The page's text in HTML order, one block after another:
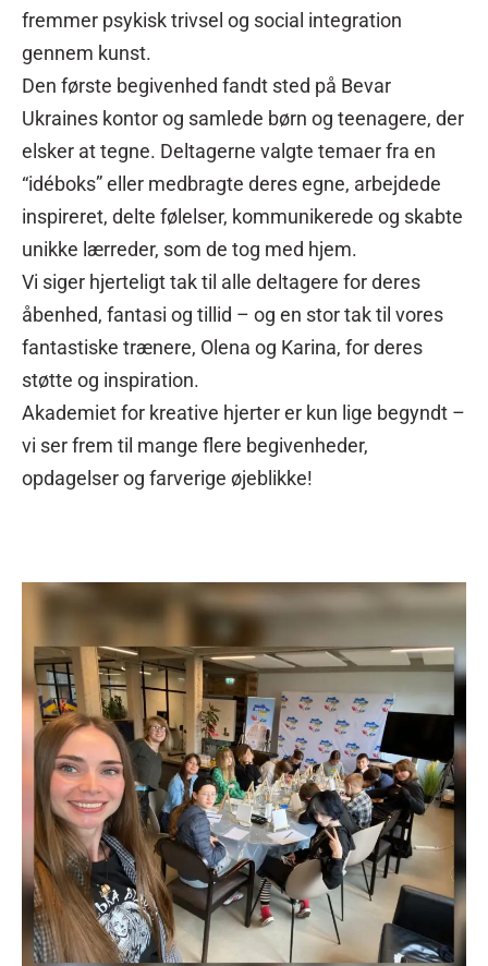
fremmer psykisk trivsel og social integration
gennem kunst.
Den første begivenhed fandt sted på Bevar
Ukraines kontor og samlede børn og teenagere, der
elsker at tegne. Deltagerne valgte temaer fra en
“idéboks” eller medbragte deres egne, arbejdede
inspireret, delte følelser, kommunikerede og skabte
unikke lærreder, som de tog med hjem.
Vi siger hjerteligt tak til alle deltagere for deres
åbenhed, fantasi og tillid – og en stor tak til vores
fantastiske trænere, Olena og Karina, for deres
støtte og inspiration.
Akademiet for kreative hjerter er kun lige begyndt –
vi ser frem til mange flere begivenheder,
opdagelser og farverige øjeblikke!